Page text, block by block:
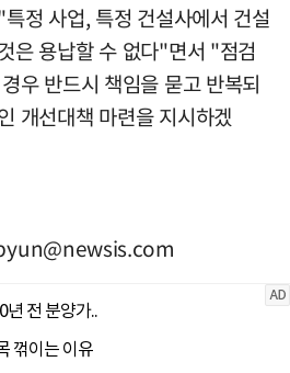
정 사업, 특정 건설사에서 건설
은 용납할 수 없다"면서 "점검
우 반드시 책임을 묻고 반복되
개선대책 마련을 지시하겠